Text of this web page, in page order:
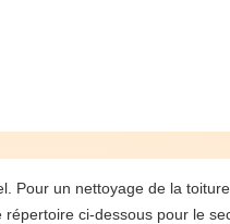
Pour un nettoyage de la
ci-dessous pour le